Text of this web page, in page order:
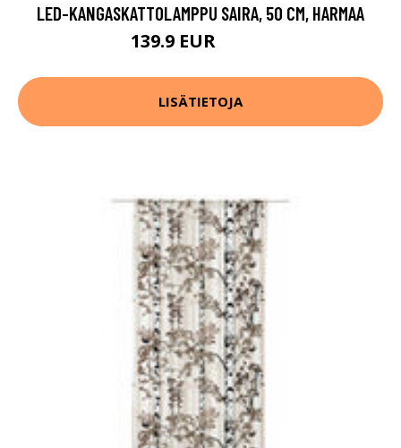
LED-KANGASKATTOLAMPPU SAIRA, 50 CM, HARMAA
139.9 EUR
LISÄTIETOJA